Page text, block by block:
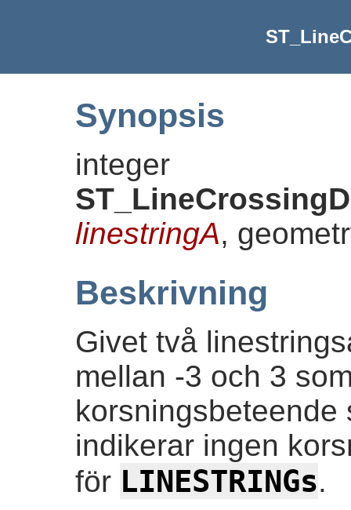
Synopsis
integer
linestringA,
Beskrivning
Givet två
mellan -3 och 3
korsningsbeteende
indikerar ingen
för LINESTRINGs.